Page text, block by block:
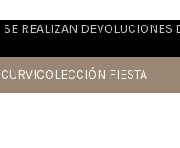
SE REALIZAN DEVOLUCIONES
COLECCIÓN FIESTA